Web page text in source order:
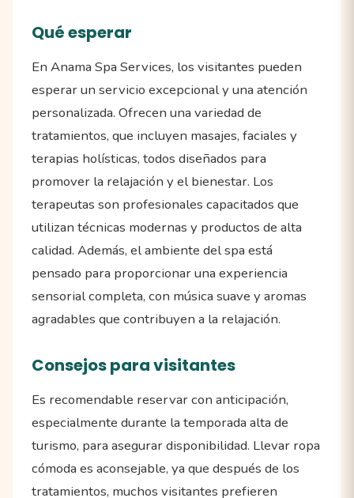
Qué esperar
En Anama Spa Services, los visitantes pueden
esperar un servicio excepcional y una atención
personalizada. Ofrecen una variedad de
tratamientos, que incluyen masajes, faciales y
terapias holísticas, todos diseñados para
promover la relajación y el bienestar. Los
terapeutas son profesionales capacitados que
utilizan técnicas modernas y productos de alta
calidad. Además, el ambiente del spa está
pensado para proporcionar una experiencia
sensorial completa, con música suave y aromas
agradables que contribuyen a la relajación.
Consejos para visitantes
Es recomendable reservar con anticipación,
especialmente durante la temporada alta de
turismo, para asegurar disponibilidad. Llevar ropa
cómoda es aconsejable, ya que después de los
tratamientos, muchos visitantes prefieren